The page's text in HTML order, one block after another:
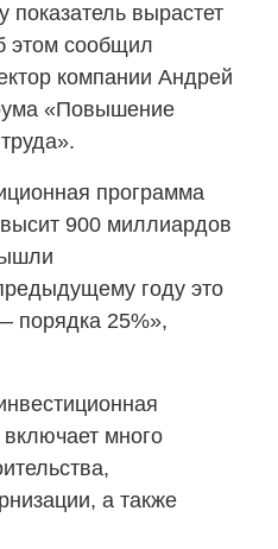
показатель вырастет
этом сообщил
компании Андрей
«Повышение
программа
900 миллиардов
году это
порядка 25%»,
много
а также